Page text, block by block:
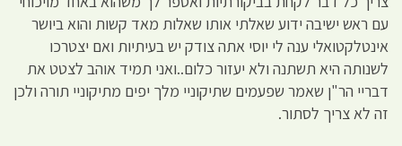
עם ראש ישיבה ידוע שאלתי אותו שאלות מאד קשות והוא ביושר
אינטלקטואלי ענה לי יוסי אתה צודק יש בעיתיות ואם יצטרכו
לשנותה היא תשתנה ולא יעזור כלום..ואני תמיד אוהב לצטט את
דבריי הר"ן שאמר שפעמים שתיקוניי מלך יפים מתיקוניי תורה ולכן
זה לא צריך לסתור.